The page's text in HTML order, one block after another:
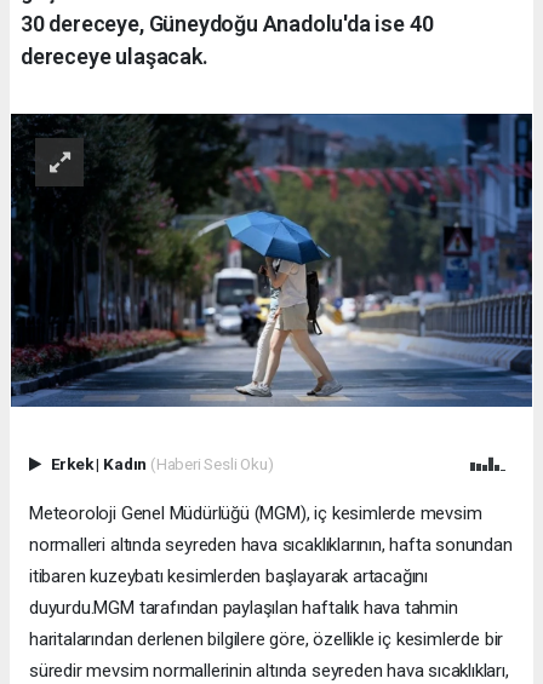
30 dereceye, Güneydoğu Anadolu'da ise 40
dereceye ulaşacak.
Erkek| Kadın (Haberi Sesli Oku)
Meteoroloji Genel Müdürlüğü (MGM), iç kesimlerde mevsim
normalleri altında seyreden hava sıcaklıklarının, hafta sonundan
itibaren kuzeybatı kesimlerden başlayarak artacağını
duyurdu.MGM tarafından paylaşılan haftalık hava tahmin
haritalarından derlenen bilgilere göre, özellikle iç kesimlerde bir
süredir mevsim normallerinin altında seyreden hava sıcaklıkları,